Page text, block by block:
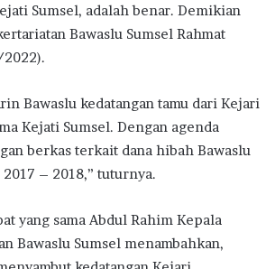
Sumsel, adalah benar. Demikian
Bawaslu Sumsel Rahmat
Bawaslu kedatangan tamu dari Kejari
Kejati Sumsel. Dengan agenda
berkas terkait dana hibah Bawaslu
– 2018,” tuturnya.
yang sama Abdul Rahim Kepala
Bawaslu Sumsel menambahkan,